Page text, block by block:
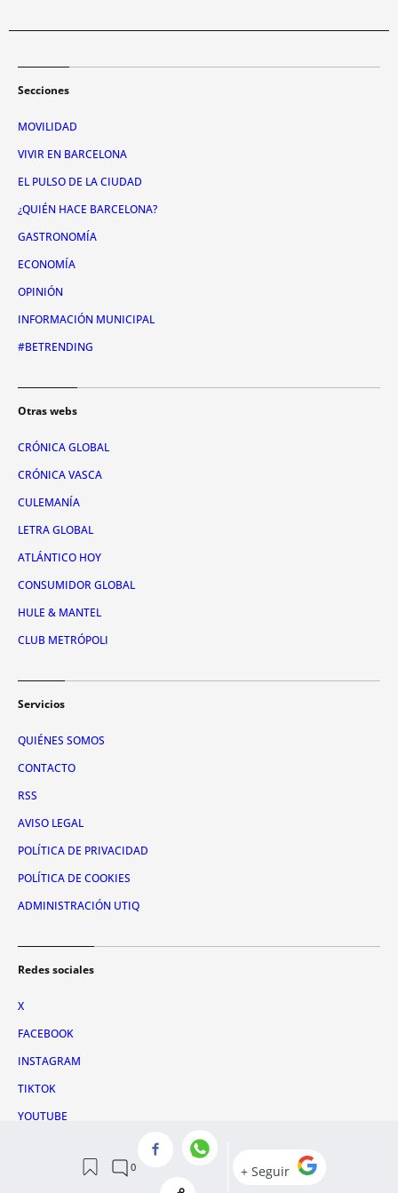
Secciones
MOVILIDAD
VIVIR EN BARCELONA
EL PULSO DE LA CIUDAD
¿QUIÉN HACE BARCELONA?
GASTRONOMÍA
ECONOMÍA
OPINIÓN
INFORMACIÓN MUNICIPAL
#BETRENDING
Otras webs
CRÓNICA GLOBAL
CRÓNICA VASCA
CULEMANÍA
LETRA GLOBAL
ATLÁNTICO HOY
CONSUMIDOR GLOBAL
HULE & MANTEL
CLUB METRÓPOLI
Servicios
QUIÉNES SOMOS
CONTACTO
RSS
AVISO LEGAL
POLÍTICA DE PRIVACIDAD
POLÍTICA DE COOKIES
ADMINISTRACIÓN UTIQ
Redes sociales
X
FACEBOOK
INSTAGRAM
TIKTOK
YOUTUBE